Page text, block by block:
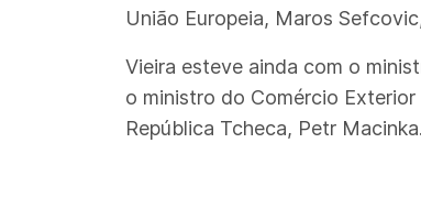
União Europeia, Maros
Vieira esteve ainda com o
o ministro do Comércio
República Tcheca, Petr Macinka.